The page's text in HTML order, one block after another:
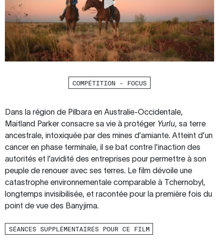
COMPÉTITION - FOCUS
Dans la région de Pilbara en Australie-Occidentale,
Maitland Parker consacre sa vie à protéger Yurlu, sa terre
ancestrale, intoxiquée par des mines d’amiante. Atteint d’un
cancer en phase terminale, il se bat contre l’inaction des
autorités et l’avidité des entreprises pour permettre à son
peuple de renouer avec ses terres. Le film dévoile une
catastrophe environnementale comparable à Tchernobyl,
longtemps invisibilisée, et racontée pour la première fois du
point de vue des Banyjima.
SÉANCES SUPPLÉMENTAIRES POUR CE FILM